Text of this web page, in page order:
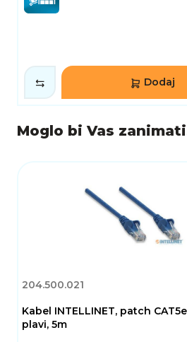
Dodaj
Moglo bi Vas
204.500.021
Kabel INTELLINET, patch
plavi, 5m